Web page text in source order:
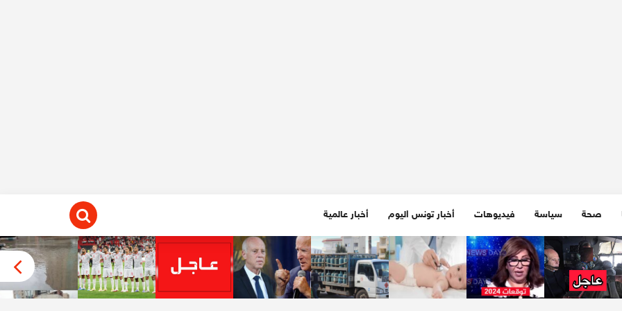
صحة سياسة فيديوهات أخبار تونس اليوم أخبار عالمية